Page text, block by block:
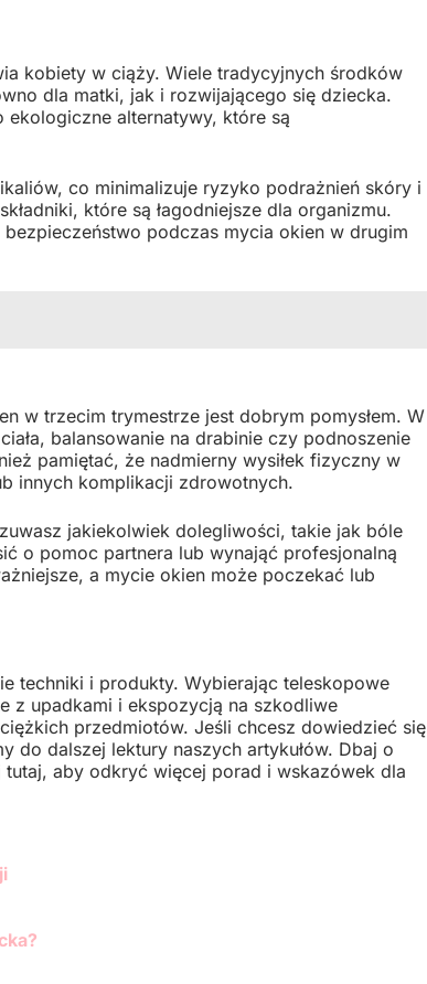
kobiety w ciąży. Wiele tradycyjnych środków
dla matki, jak i rozwijającego się dziecka.
alternatywy, które są
co minimalizuje ryzyko podrażnień skóry i
które są łagodniejsze dla organizmu.
podczas mycia okien w drugim
w trzecim trymestrze jest dobrym pomysłem. W
balansowanie na drabinie czy podnoszenie
pamiętać, że nadmierny wysiłek fizyczny w
innych komplikacji zdrowotnych.
jakiekolwiek dolegliwości, takie jak bóle
o pomoc partnera lub wynająć profesjonalną
a mycie okien może poczekać lub
techniki i produkty. Wybierając teleskopowe
z upadkami i ekspozycją na szkodliwe
przedmiotów. Jeśli chcesz dowiedzieć się
do dalszej lektury naszych artykułów. Dbaj o
aby odkryć więcej porad i wskazówek dla